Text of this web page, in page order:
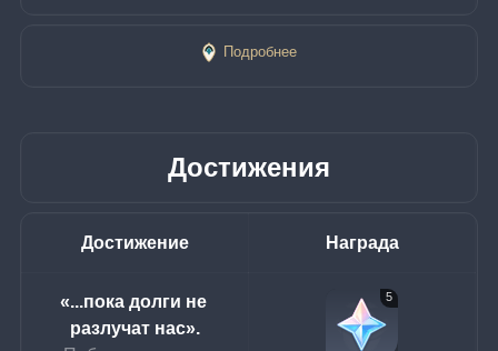
Подробнее
Достижения
Достижение Награда
«...пока долги не
разлучат нас».
5